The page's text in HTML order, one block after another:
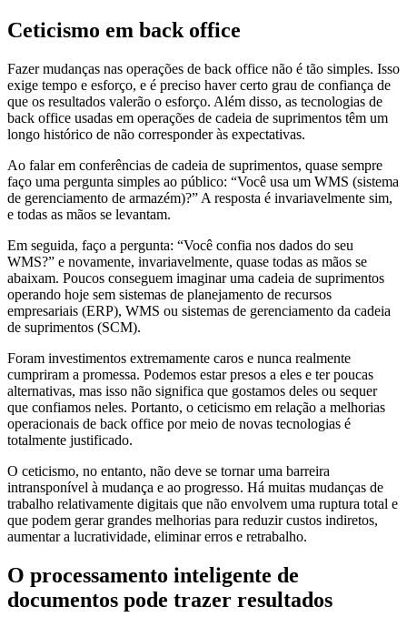
Ceticismo em back office
Fazer mudanças nas operações de back office não é tão simples. Isso
exige tempo e esforço, e é preciso haver certo grau de confiança de
que os resultados valerão o esforço. Além disso, as tecnologias de
back office usadas em operações de cadeia de suprimentos têm um
longo histórico de não corresponder às expectativas.
Ao falar em conferências de cadeia de suprimentos, quase sempre
faço uma pergunta simples ao público: “Você usa um WMS (sistema
de gerenciamento de armazém)?” A resposta é invariavelmente sim,
e todas as mãos se levantam.
Em seguida, faço a pergunta: “Você confia nos dados do seu
WMS?” e novamente, invariavelmente, quase todas as mãos se
abaixam. Poucos conseguem imaginar uma cadeia de suprimentos
operando hoje sem sistemas de planejamento de recursos
empresariais (ERP), WMS ou sistemas de gerenciamento da cadeia
de suprimentos (SCM).
Foram investimentos extremamente caros e nunca realmente
cumpriram a promessa. Podemos estar presos a eles e ter poucas
alternativas, mas isso não significa que gostamos deles ou sequer
que confiamos neles. Portanto, o ceticismo em relação a melhorias
operacionais de back office por meio de novas tecnologias é
totalmente justificado.
O ceticismo, no entanto, não deve se tornar uma barreira
intransponível à mudança e ao progresso. Há muitas mudanças de
trabalho relativamente digitais que não envolvem uma ruptura total e
que podem gerar grandes melhorias para reduzir custos indiretos,
aumentar a lucratividade, eliminar erros e retrabalho.
O processamento inteligente de
documentos pode trazer resultados